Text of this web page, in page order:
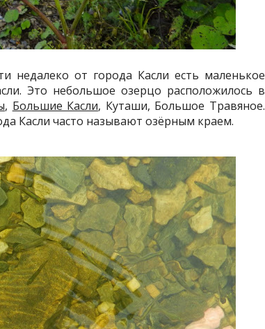
недалеко от города Касли есть маленькое
Это небольшое озерцо расположилось в
, Большие Касли, Куташи, Большое Травяное.
Касли часто называют озёрным краем.